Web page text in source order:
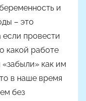
и
– это
если провести
какой работе
как им
в наше время
без